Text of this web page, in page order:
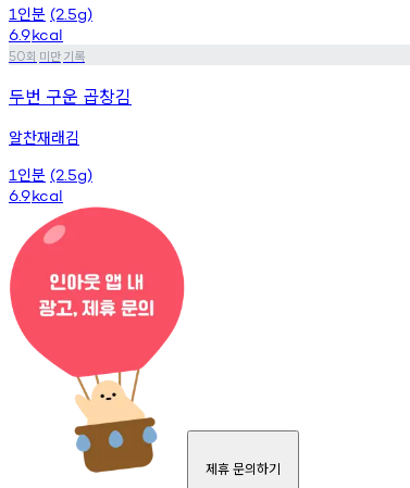
1 인분 (2.5g)
6.9kcal
50회 미만기록
두번 구운 곱창김
알찬재래김
1 인분 (2.5g)
6.9kcal
제휴 문의하기